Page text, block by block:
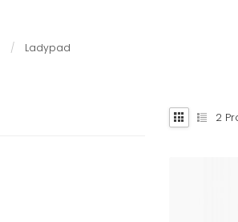
/ Ladypad
2